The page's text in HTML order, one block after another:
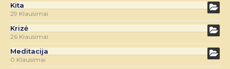
Kita
29 Klausimai
Krizė
26 Klausimai
Meditacija
0 Klausimai